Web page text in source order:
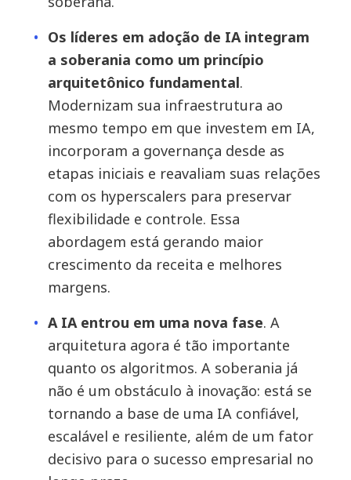
Os líderes em adoção de IA integram
a soberania como um princípio
arquitetônico fundamental.
Modernizam sua infraestrutura ao
mesmo tempo em que investem em IA,
incorporam a governança desde as
etapas iniciais e reavaliam suas relações
com os hyperscalers para preservar
flexibilidade e controle. Essa
abordagem está gerando maior
crescimento da receita e melhores
margens.
A IA entrou em uma nova fase. A
arquitetura agora é tão importante
quanto os algoritmos. A soberania já
não é um obstáculo à inovação: está se
tornando a base de uma IA confiável,
escalável e resiliente, além de um fator
decisivo para o sucesso empresarial no